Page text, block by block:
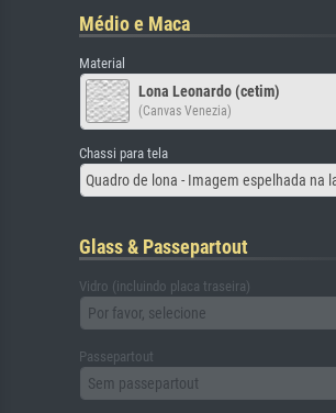
Médio e Maca
Material
Lona Leonardo (cetim)
(Canvas Venezia)
Chassi para tela
Quadro de lona - Imagem espelhada na
Glass & Passepartout
Vidro (incluindo placa traseira)
Por favor, selecione
Passepartout
Sem passepartout